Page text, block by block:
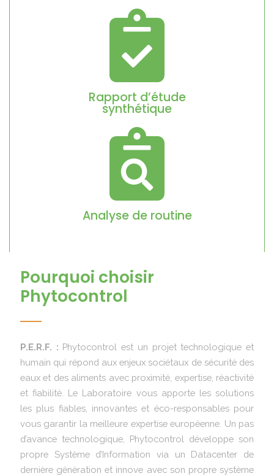
Rapport d’étude
synthétique
Analyse de routine
Pourquoi choisir
Phytocontrol
P.E.R.F. : Phytocontrol est un projet technologique et
humain qui répond aux enjeux sociétaux de sécurité des
eaux et des aliments avec proximité, expertise, réactivité
et fiabilité. Le Laboratoire vous apporte les solutions
les plus fiables, innovantes et éco-responsables pour
vous garantir la meilleure expertise européenne. Un pas
d’avance technologique, Phytocontrol développe son
propre Système d’Information via un Datacenter de
dernière génération et innove avec son propre système